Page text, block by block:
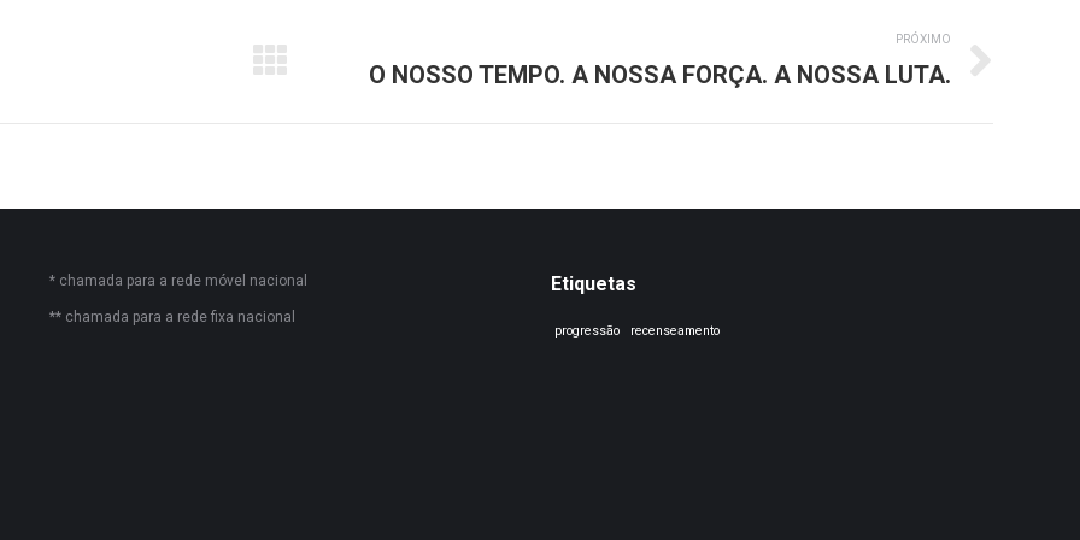
PRÓXIMO
PróximoO NOSSO TEMPO. A NOSSA FORÇA. A NOSSA LUTA.
* chamada para a rede móvel nacional
** chamada para a rede fixa nacional
Etiquetas
progressão recenseamento